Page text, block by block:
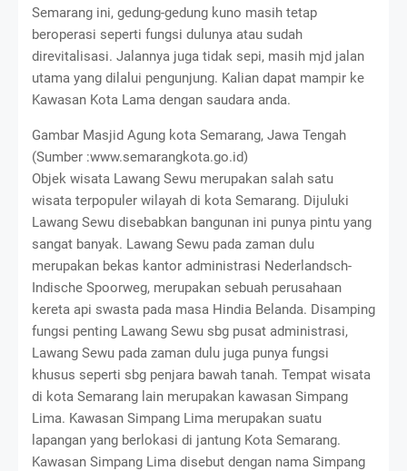
Semarang ini, gedung-gedung kuno masih tetap
beroperasi seperti fungsi dulunya atau sudah
direvitalisasi. Jalannya juga tidak sepi, masih mjd jalan
utama yang dilalui pengunjung. Kalian dapat mampir ke
Kawasan Kota Lama dengan saudara anda.
Gambar Masjid Agung kota Semarang, Jawa Tengah
(Sumber :www.semarangkota.go.id)
Objek wisata Lawang Sewu merupakan salah satu
wisata terpopuler wilayah di kota Semarang. Dijuluki
Lawang Sewu disebabkan bangunan ini punya pintu yang
sangat banyak. Lawang Sewu pada zaman dulu
merupakan bekas kantor administrasi Nederlandsch-
Indische Spoorweg, merupakan sebuah perusahaan
kereta api swasta pada masa Hindia Belanda. Disamping
fungsi penting Lawang Sewu sbg pusat administrasi,
Lawang Sewu pada zaman dulu juga punya fungsi
khusus seperti sbg penjara bawah tanah. Tempat wisata
di kota Semarang lain merupakan kawasan Simpang
Lima. Kawasan Simpang Lima merupakan suatu
lapangan yang berlokasi di jantung Kota Semarang.
Kawasan Simpang Lima disebut dengan nama Simpang